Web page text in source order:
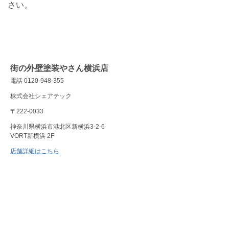
さい。
街の外壁塗装やさん横浜店
電話 0120-948-355
株式会社シェアテック
〒222-0033
神奈川県横浜市港北区新横浜3-2-6
VORT新横浜 2F
店舗詳細はこちら